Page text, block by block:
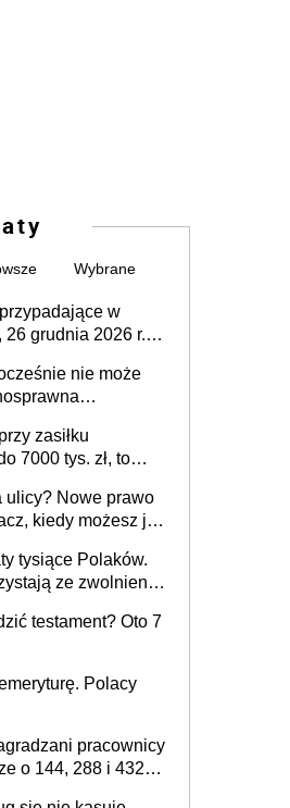
Wybrane
w
grudnia 2026 r.) –
i administracja
pytania
nie może
zasiłku
7000 tys. zł, to
ulicy? Nowe prawo
kiedy możesz je
tysiące Polaków.
ze zwolnienia
testament? Oto 7
Polacy
pracownicy
o 144, 288 i 432